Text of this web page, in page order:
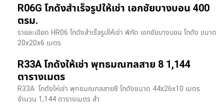
R06G โกดังสำเร็จรูปให้เช่า เอกชัยบางบอน 400
ตรม.
รายละเอียด HR06 โกดังสำเร็จรูปให้เช่า พิกัด เอกชัยบางบอน โกดัง ขนาด
20x20x6 เมตร
R33A โกดังให้เช่า พุทธมณฑลสาย 8 1,144
ตารางเมตร
R33A โกดังให่เช่า พุทธมณฑลสาย8 โกดังขนาด 44x26x10 เมตร
จำนวน 1,144 ตารางเมตร สำ